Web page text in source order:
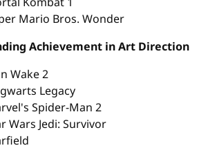
Mario Bros. Wonder
Achievement in Art Direction
Wake 2
Legacy
Spider-Man 2
Wars Jedi: Survivor